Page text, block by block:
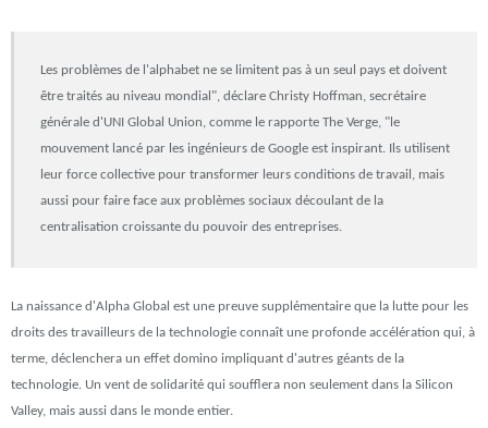
Les problèmes de l'alphabet ne se limitent pas à un seul pays et doivent
être traités au niveau mondial", déclare Christy Hoffman, secrétaire
générale d'UNI Global Union, comme le rapporte The Verge, "le
mouvement lancé par les ingénieurs de Google est inspirant. Ils utilisent
leur force collective pour transformer leurs conditions de travail, mais
aussi pour faire face aux problèmes sociaux découlant de la
centralisation croissante du pouvoir des entreprises.
La naissance d'Alpha Global est une preuve supplémentaire que la lutte pour les
droits des travailleurs de la technologie connaît une profonde accélération qui, à
terme, déclenchera un effet domino impliquant d'autres géants de la
technologie. Un vent de solidarité qui soufflera non seulement dans la Silicon
Valley, mais aussi dans le monde entier.